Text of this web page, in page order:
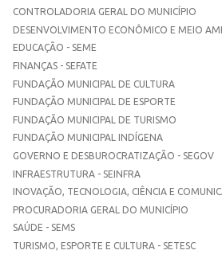
CONTROLADORIA GERAL DO MUNICÍPIO
DESENVOLVIMENTO ECONÔMICO E MEIO
EDUCAÇÃO - SEME
FINANÇAS - SEFATE
FUNDAÇÃO MUNICIPAL DE CULTURA
FUNDAÇÃO MUNICIPAL DE ESPORTE
FUNDAÇÃO MUNICIPAL DE TURISMO
FUNDAÇÃO MUNICIPAL INDÍGENA
GOVERNO E DESBUROCRATIZAÇÃO - SEGOV
INFRAESTRUTURA - SEINFRA
INOVAÇÃO, TECNOLOGIA, CIÊNCIA E
PROCURADORIA GERAL DO MUNICÍPIO
SAÚDE - SEMS
TURISMO, ESPORTE E CULTURA - SETESC